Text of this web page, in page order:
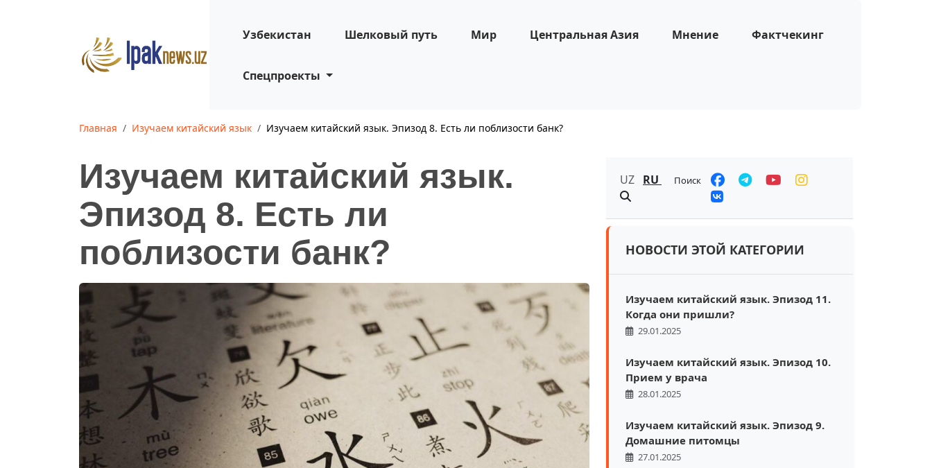
Узбекистан Шелковый путь Мир Центральная Азия Мнение Фактчекинг
Спецпроекты
Главная Изучаем китайский язык Изучаем китайский язык. Эпизод 8. Есть ли поблизости банк?
Изучаем китайский язык.
Эпизод 8. Есть ли
поблизости банк?
UZ RU Поиск
НОВОСТИ ЭТОЙ КАТЕГОРИИ
Изучаем китайский язык. Эпизод 11.
Когда они пришли?
29.01.2025
Изучаем китайский язык. Эпизод 10.
Прием у врача
28.01.2025
Изучаем китайский язык. Эпизод 9.
Домашние питомцы
27.01.2025